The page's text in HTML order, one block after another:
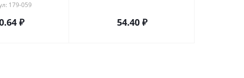
179-059
₽ 54.40₽